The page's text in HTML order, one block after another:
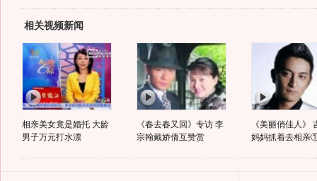
相关视频新闻
相亲美女竟是婚托 大龄
男子万元打水漂
《春去春又回》专访 李
宗翰戴娇倩互赞赏
《美丽俏佳人》
妈妈抓着去相亲